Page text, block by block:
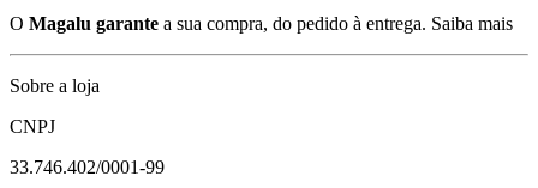
O Magalu garante a sua compra, do pedido à entrega. Saiba mais
Sobre a loja
CNPJ
33.746.402/0001-99